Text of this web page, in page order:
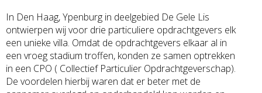
In Den Haag, Ypenburg in deelgebied De Gele Lis
ontwierpen wij voor drie particuliere opdrachtgevers elk
een unieke villa. Omdat de opdrachtgevers elkaar al in
een vroeg stadium troffen, konden ze samen optrekken
in een CPO ( Collectief Particulier Opdrachtgeverschap).
De voordelen hierbij waren dat er beter met de